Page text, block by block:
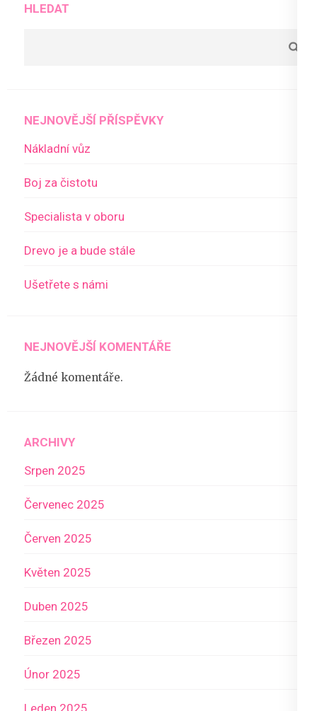
HLEDAT
NEJNOVĚJŠÍ PŘÍSPĚVKY
Nákladní vůz
Boj za čistotu
Specialista v oboru
Drevo je a bude stále
Ušetřete s námi
NEJNOVĚJŠÍ KOMENTÁŘE
Žádné komentáře.
ARCHIVY
Srpen 2025
Červenec 2025
Červen 2025
Květen 2025
Duben 2025
Březen 2025
Únor 2025
Leden 2025